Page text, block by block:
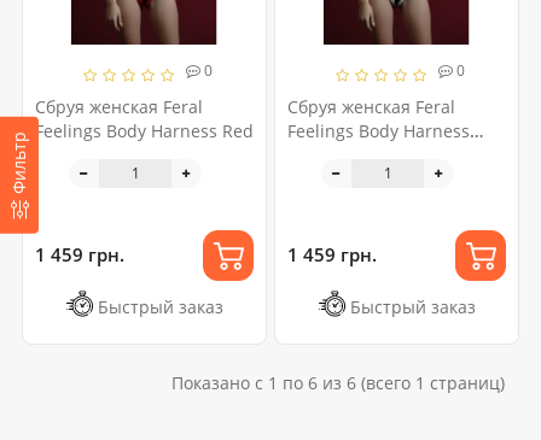
Фильтр
0
Сбруя женская Feral
Feelings Body Harness Red
1 459 грн.
Быстрый заказ
0
Сбруя женская Feral
Feelings Body Harness
1 459 грн.
Быстрый заказ
Показано с 1 по 6 из 6 (всего 1 страниц)